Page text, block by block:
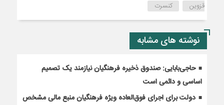
قزوین
کنسرت
نوشته های مشابه
حاجی‌بابایی: صندوق ذخیره فرهنگیان نیازمند یک تصمیم
اساسی و دائمی است
دولت برای اجرای فوق‌العاده ویژه فرهنگیان منبع مالی مشخص